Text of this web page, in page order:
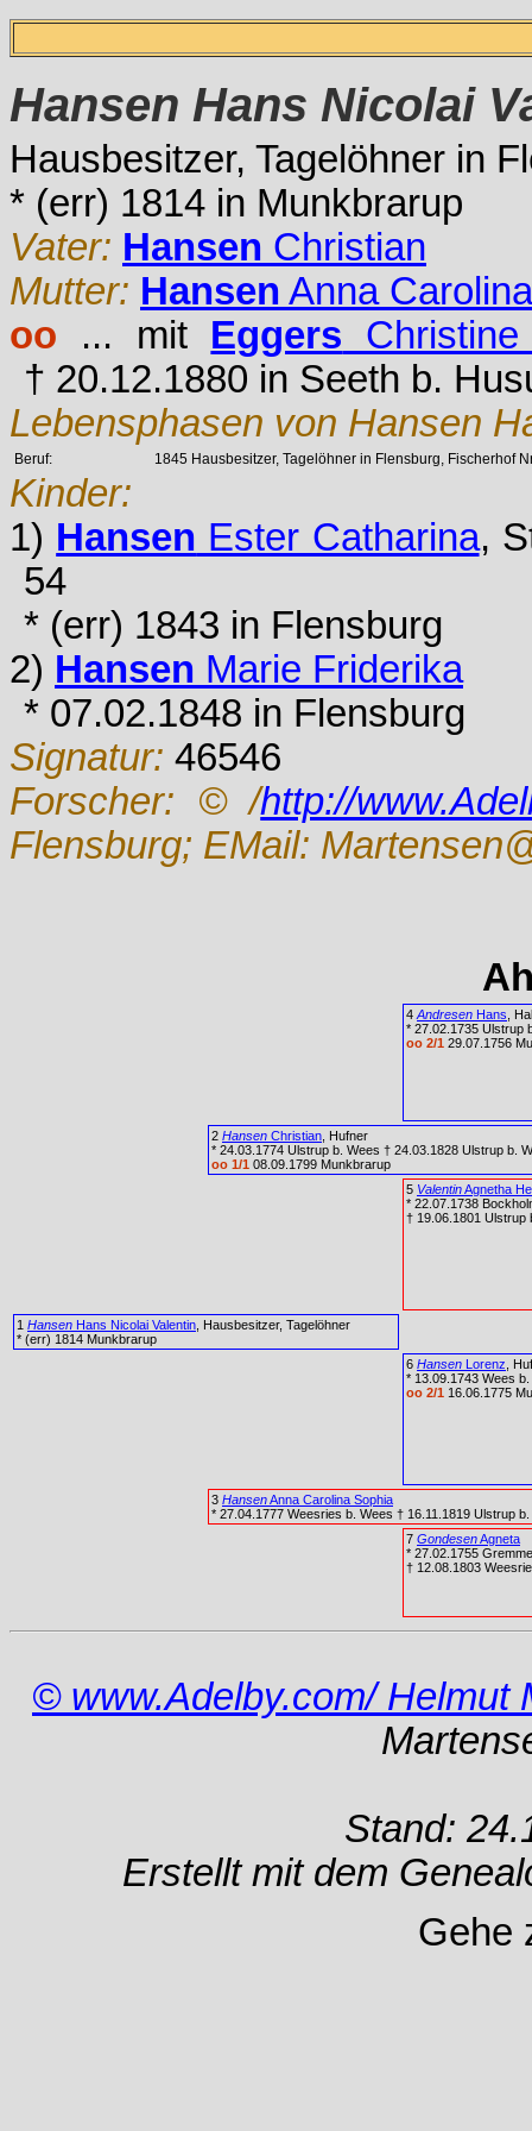
Hansen Hans Nicolai
Hausbesitzer, Tagelöhner in
* (err) 1814 in Munkbrarup
Vater: Hansen Christian
Mutter: Hansen Anna
oo ... mit Eggers
† 20.12.1880 in Seeth b.
Lebensphasen von Hansen
Beruf: 1845 Hausbesitzer, Tagelöhner in Flensburg, Fischerhof
Kinder:
1) Hansen Ester Catharina,
54
* (err) 1843 in Flensburg
2) Hansen Marie Friderika
* 07.02.1848 in Flensburg
Signatur: 46546
Forscher: © /http://
Flensburg; EMail:
4 Andresen Hans ,
* 27.02.1735 Ulstrup
oo 2/1 29.07.1756
2 Hansen Christian , Hufner
* 24.03.1774 Ulstrup b. Wees † 24.03.1828 Ulstrup b.
oo 1/1 08.09.1799 Munkbrarup
5 ValentinAgnetha
* 22.07.1738
† 19.06.1801 Ulstrup
1 Hansen Hans Nicolai Valentin , Hausbesitzer, Tagelöhner
* (err) 1814 Munkbrarup
6 Hansen Lorenz ,
* 13.09.1743 Wees
oo 2/1 16.06.1775
3 HansenAnna Carolina Sophia
* 27.04.1777 Weesries b. Wees † 16.11.1819 Ulstrup
7 GondesenAgneta
* 27.02.1755
† 12.08.1803
© www.Adelby.com/ Helmut
Stand:
Erstellt mit dem
Gehe